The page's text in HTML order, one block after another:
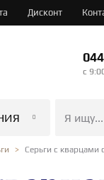
Дисконт
044
c
Серьги с